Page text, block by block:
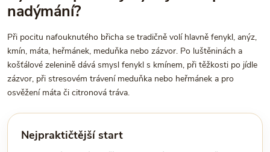
nadýmání?
Při pocitu nafouknutého břicha se tradičně volí hlavně fenykl, anýz,
kmín, máta, heřmánek, meduňka nebo zázvor. Po luštěninách a
košťálové zelenině dává smysl fenykl s kmínem, při těžkosti po jídle
zázvor, při stresovém trávení meduňka nebo heřmánek a pro
osvěžení máta či citronová tráva.
Nejpraktičtější start